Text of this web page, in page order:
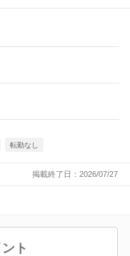
転勤なし
掲載終了日：2026/07/27
ト